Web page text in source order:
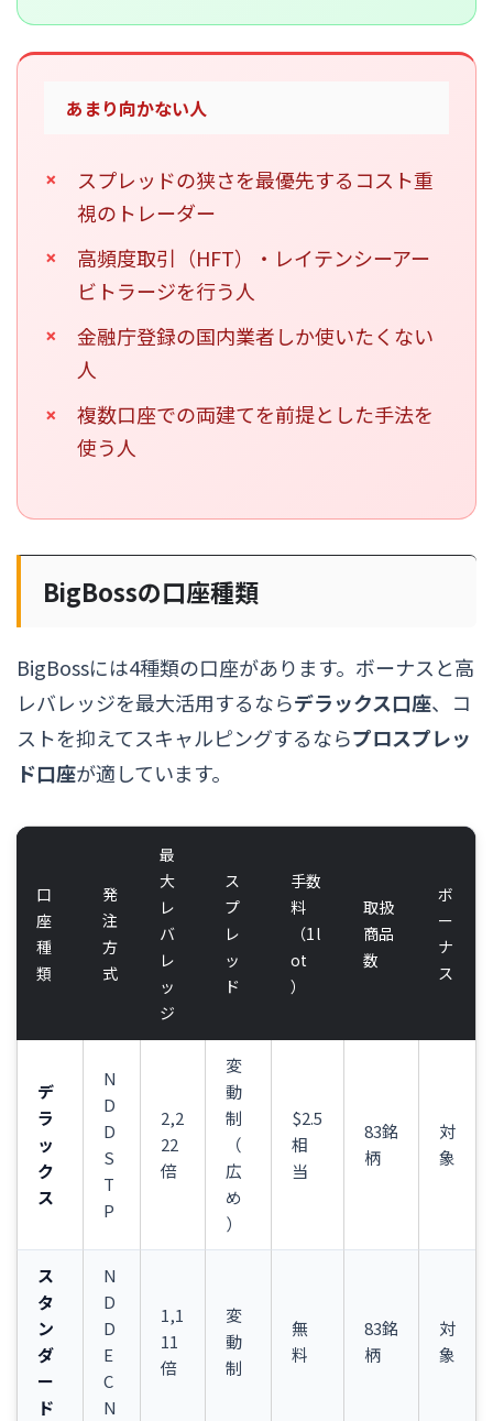
あまり向かない人
スプレッドの狭さを最優先するコスト重
視のトレーダー
高頻度取引（HFT）・レイテンシーアー
ビトラージを行う人
金融庁登録の国内業者しか使いたくない
人
複数口座での両建てを前提とした手法を
使う人
BigBossの口座種類
BigBossには4種類の口座があります。ボーナスと高
レバレッジを最大活用するならデラックス口座、コ
ストを抑えてスキャルピングするならプロスプレッ
ド口座が適しています。
口
座
種
類
発
注
方
式
最
大
レ
バ
レ
ッ
ジ
ス
プ
レ
ッ
ド
手数
料
（1l
ot
）
取扱
商品
数
ボ
ー
ナ
ス
デ
ラ
ッ
ク
ス
N
D
D
S
T
P
2,2
22
倍
変
動
制
（
広
め
）
$2.5
相
当
83銘
柄
対
象
ス
タ
ン
ダ
ー
ド
N
D
D
E
C
N
1,1
11
倍
変
動
制
無
料
83銘
柄
対
象